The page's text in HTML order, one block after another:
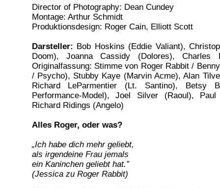
Director of Photography: Dean Cundey
Montage: Arthur Schmidt
Produktionsdesign: Roger Cain, Elliott Scott
Darsteller: Bob Hoskins (Eddie Valiant),
Doom), Joanna Cassidy (Dolores), Charles
Originalfassung: Stimme von Roger Rabbit /
/ Psycho), Stubby Kaye (Marvin Acme), Alan
Richard LeParmentier (Lt. Santino), Betsy
Performance-Model), Joel Silver (Raoul),
Richard Ridings (Angelo)
Alles Roger, oder was?
„Ich habe dich mehr geliebt,
als irgendeine Frau jemals
ein Kaninchen geliebt hat.”
(Jessica zu Roger Rabbit)